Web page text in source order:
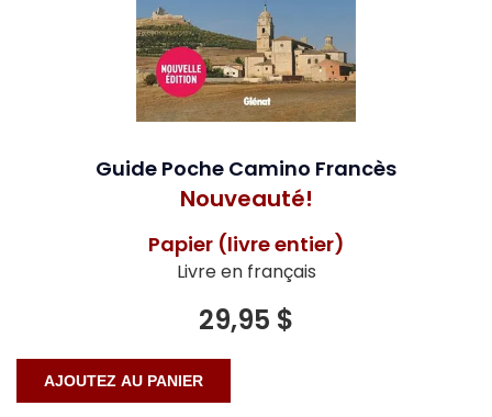
Guide Poche Camino Francès
Nouveauté!
Papier (livre entier)
Livre en français
29,95 $